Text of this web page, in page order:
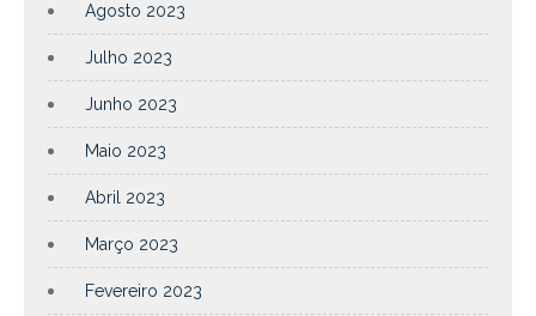
Agosto 2023
Julho 2023
Junho 2023
Maio 2023
Abril 2023
Março 2023
Fevereiro 2023